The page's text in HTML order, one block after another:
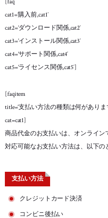
[faq
cat1=’購入前,cat1′
cat2=’ダウンロード関係,cat2′
cat3=’インストール関係,cat3′
cat4=’サポート関係,cat4′
cat5=’ライセンス関係,cat5′]
[faqitem
title=’支払い方法の種類は何がありま
cat=cat1]
商品代金のお支払いは、オンライン
対応可能なお支払い方法は、以下の
支払い方法
クレジットカード決済
コンビニ後払い